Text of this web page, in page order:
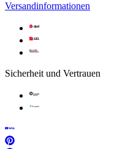
Versandinformationen
Sicherheit und Vertrauen